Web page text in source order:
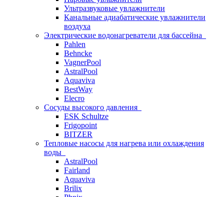
Ультразвуковые увлажнители
Канальные адиабатические увлажнители
воздуха
Электрические водонагреватели для бассейна
Pahlen
Behncke
VagnerPool
AstralPool
Aquaviva
BestWay
Elecro
Сосуды высокого давления
ESK Schultze
Frigopoint
BITZER
Тепловые насосы для нагрева или охлаждения
воды
AstralPool
Fairland
Aquaviva
Brilix